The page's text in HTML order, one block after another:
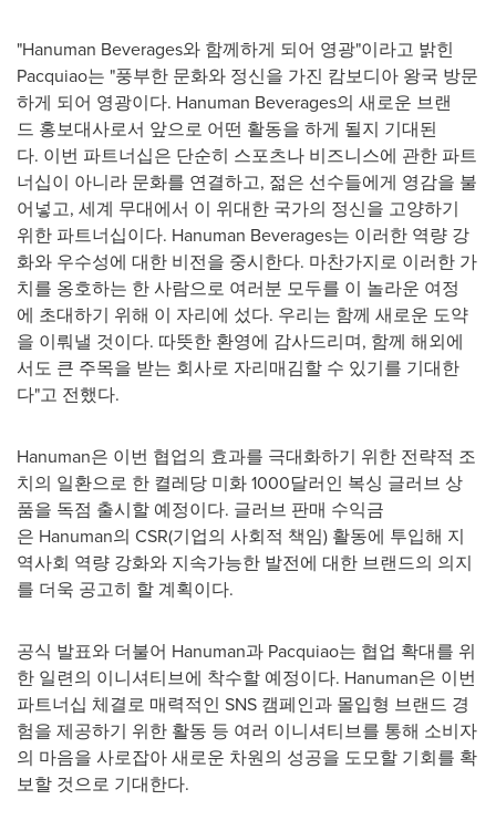
"Hanuman Beverages와 함께하게 되어 영광"이라고 밝힌
Pacquiao는 "풍부한 문화와 정신을 가진 캄보디아 왕국 방문
하게 되어 영광이다. Hanuman Beverages의 새로운 브랜
드 홍보대사로서 앞으로 어떤 활동을 하게 될지 기대된
다. 이번 파트너십은 단순히 스포츠나 비즈니스에 관한 파트
너십이 아니라 문화를 연결하고, 젊은 선수들에게 영감을 불
어넣고, 세계 무대에서 이 위대한 국가의 정신을 고양하기
위한 파트너십이다. Hanuman Beverages는 이러한 역량 강
화와 우수성에 대한 비전을 중시한다. 마찬가지로 이러한 가
치를 옹호하는 한 사람으로 여러분 모두를 이 놀라운 여정
에 초대하기 위해 이 자리에 섰다. 우리는 함께 새로운 도약
을 이뤄낼 것이다. 따뜻한 환영에 감사드리며, 함께 해외에
서도 큰 주목을 받는 회사로 자리매김할 수 있기를 기대한
다"고 전했다.
Hanuman은 이번 협업의 효과를 극대화하기 위한 전략적 조
치의 일환으로 한 켤레당 미화 1000달러인 복싱 글러브 상
품을 독점 출시할 예정이다. 글러브 판매 수익금
은 Hanuman의 CSR(기업의 사회적 책임) 활동에 투입해 지
역사회 역량 강화와 지속가능한 발전에 대한 브랜드의 의지
를 더욱 공고히 할 계획이다.
공식 발표와 더불어 Hanuman과 Pacquiao는 협업 확대를 위
한 일련의 이니셔티브에 착수할 예정이다. Hanuman은 이번
파트너십 체결로 매력적인 SNS 캠페인과 몰입형 브랜드 경
험을 제공하기 위한 활동 등 여러 이니셔티브를 통해 소비자
의 마음을 사로잡아 새로운 차원의 성공을 도모할 기회를 확
보할 것으로 기대한다.